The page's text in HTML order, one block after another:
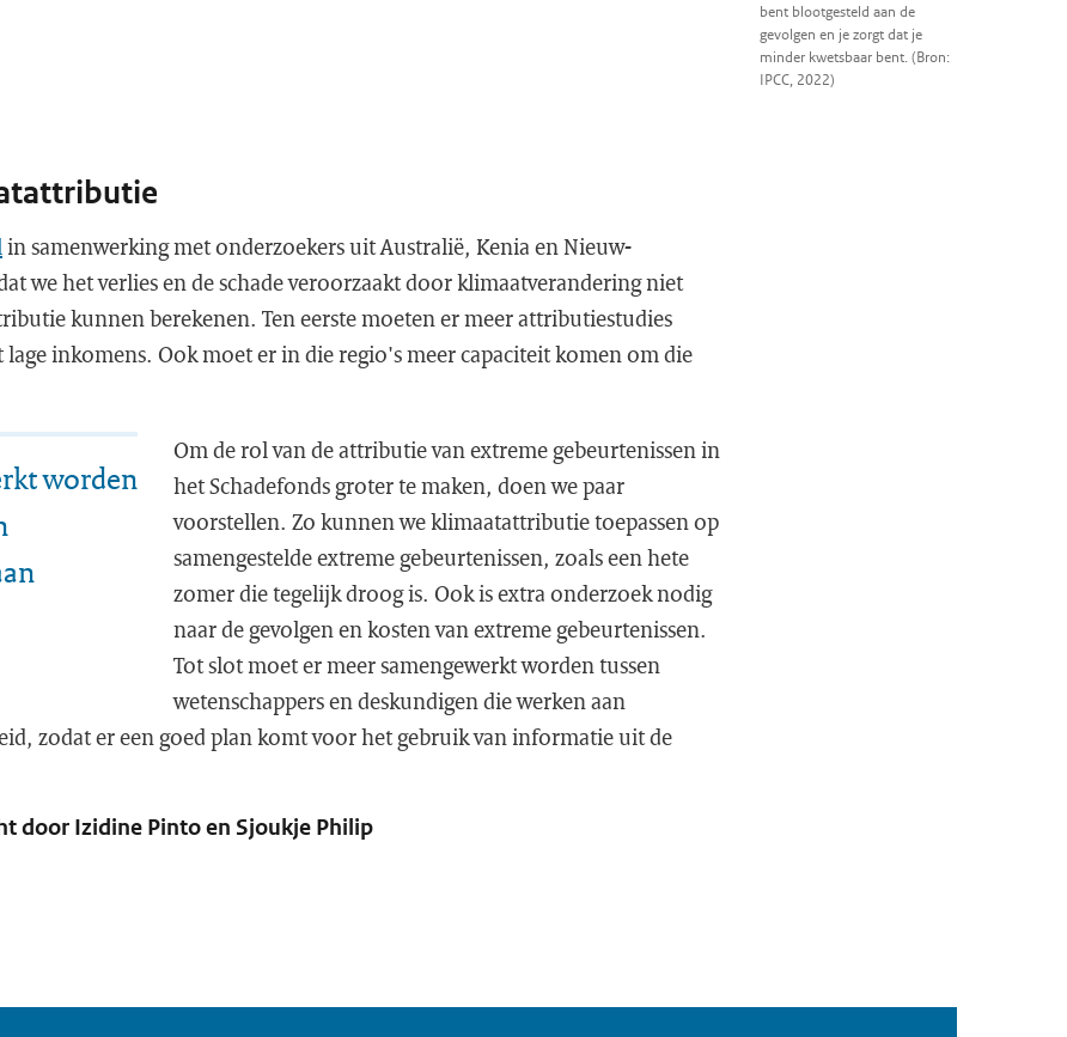
bent blootgesteld aan de
gevolgen en je zorgt dat je
minder kwetsbaar bent. (Bron:
IPCC, 2022)
in samenwerking met onderzoekers uit Australië, Kenia en Nieuw-
we het verlies en de schade veroorzaakt door klimaatverandering niet
kunnen berekenen. Ten eerste moeten er meer attributiestudies
inkomens. Ook moet er in die regio's meer capaciteit komen om die
worden
Om de rol van de attributie van extreme gebeurtenissen in
het Schadefonds groter te maken, doen we paar
voorstellen. Zo kunnen we klimaatattributie toepassen op
samengestelde extreme gebeurtenissen, zoals een hete
zomer die tegelijk droog is. Ook is extra onderzoek nodig
naar de gevolgen en kosten van extreme gebeurtenissen.
Tot slot moet er meer samengewerkt worden tussen
wetenschappers en deskundigen die werken aan
zodat er een goed plan komt voor het gebruik van informatie uit de
door Izidine Pinto en Sjoukje Philip